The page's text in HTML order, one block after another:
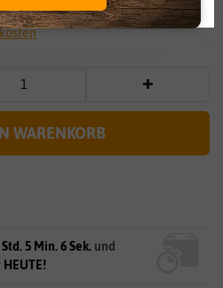
WARENKORB
Std. 5 Min. 5 Sek. und
HEUTE!